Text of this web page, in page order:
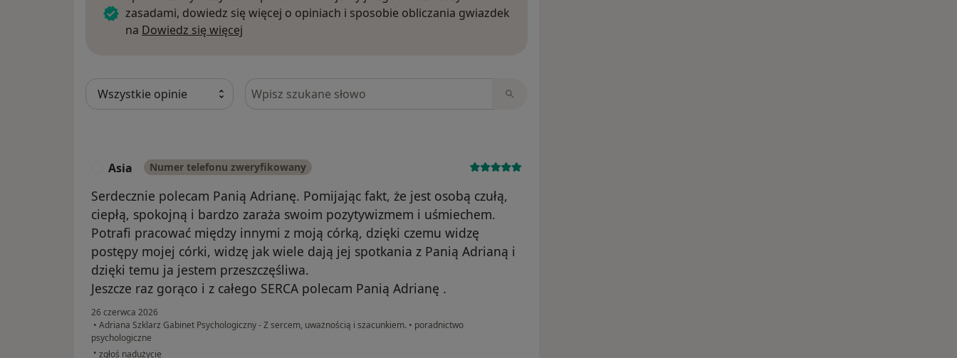
zasadami, dowiedz się więcej o opiniach i sposobie obliczania gwiazdek
na Dowiedz się więcej
Szukaj w opiniach
Asia Numer telefonu zweryfikowany
Serdecznie polecam Panią Adrianę. Pomijając fakt, że jest osobą czułą,
ciepłą, spokojną i bardzo zaraża swoim pozytywizmem i uśmiechem.
Potrafi pracować między innymi z moją córką, dzięki czemu widzę
postępy mojej córki, widzę jak wiele dają jej spotkania z Panią Adrianą i
dzięki temu ja jestem przeszczęśliwa.
Jeszcze raz gorąco i z całego SERCA polecam Panią Adrianę .
26 czerwca 2026
• Adriana Szklarz Gabinet Psychologiczny - Z sercem, uważnością i szacunkiem. • poradnictwo
psychologiczne
• w opinii użytkownika Asia
zgłoś nadużycie